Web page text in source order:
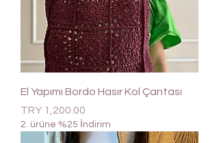
El Yapımı Bordo Hasır Kol Çantası
Price
TRY 1,200.00
2. ürüne %25 İndirim